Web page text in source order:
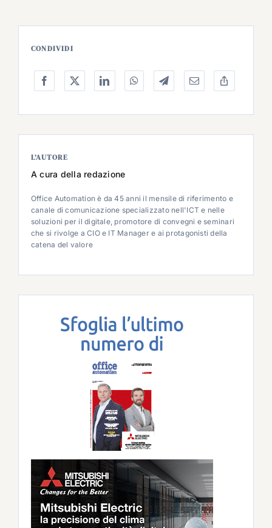
CONDIVIDI
L’AUTORE
A cura della redazione
Office Automation è da 45 anni il mensile di riferimento e
canale di comunicazione specializzato nell'ICT e nelle
soluzioni per il digitale, promotore di convegni e seminari
che si rivolge a CIO e IT Manager e ai protagonisti della
catena del valore